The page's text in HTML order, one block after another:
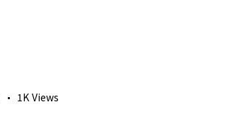
1K Views